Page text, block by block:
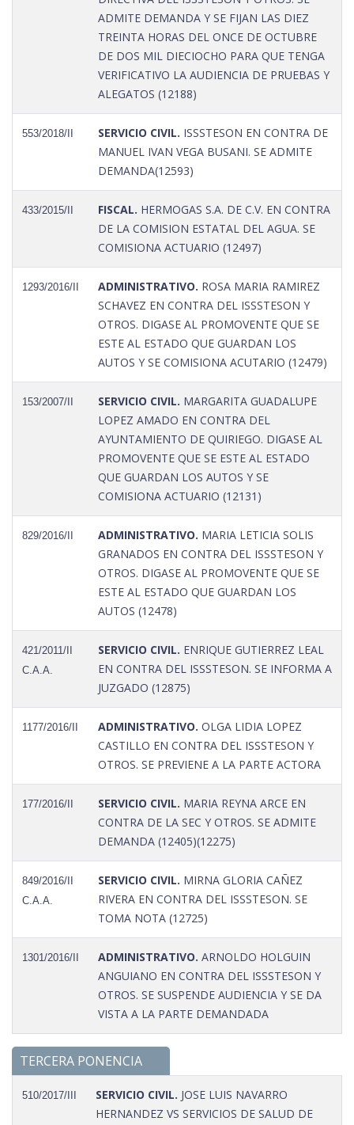
ADMITE DEMANDA Y SE FIJAN LAS DIEZ
TREINTA HORAS DEL ONCE DE OCTUBRE
DE DOS MIL DIECIOCHO PARA QUE TENGA
VERIFICATIVO LA AUDIENCIA DE PRUEBAS Y
ALEGATOS (12188)
553/2018/II SERVICIO CIVIL. ISSSTESON EN CONTRA DE
MANUEL IVAN VEGA BUSANI. SE ADMITE
DEMANDA(12593)
433/2015/II FISCAL. HERMOGAS S.A. DE C.V. EN CONTRA
DE LA COMISION ESTATAL DEL AGUA. SE
COMISIONA ACTUARIO (12497)
1293/2016/II ADMINISTRATIVO. ROSA MARIA RAMIREZ
SCHAVEZ EN CONTRA DEL ISSSTESON Y
OTROS. DIGASE AL PROMOVENTE QUE SE
ESTE AL ESTADO QUE GUARDAN LOS
AUTOS Y SE COMISIONA ACUTARIO (12479)
153/2007/II SERVICIO CIVIL. MARGARITA GUADALUPE
LOPEZ AMADO EN CONTRA DEL
AYUNTAMIENTO DE QUIRIEGO. DIGASE AL
PROMOVENTE QUE SE ESTE AL ESTADO
QUE GUARDAN LOS AUTOS Y SE
COMISIONA ACTUARIO (12131)
829/2016/II ADMINISTRATIVO. MARIA LETICIA SOLIS
GRANADOS EN CONTRA DEL ISSSTESON Y
OTROS. DIGASE AL PROMOVENTE QUE SE
ESTE AL ESTADO QUE GUARDAN LOS
AUTOS (12478)
421/2011/II
C.A.A.
SERVICIO CIVIL. ENRIQUE GUTIERREZ LEAL
EN CONTRA DEL ISSSTESON. SE INFORMA A
JUZGADO (12875)
1177/2016/II ADMINISTRATIVO. OLGA LIDIA LOPEZ
CASTILLO EN CONTRA DEL ISSSTESON Y
OTROS. SE PREVIENE A LA PARTE ACTORA
177/2016/II SERVICIO CIVIL. MARIA REYNA ARCE EN
CONTRA DE LA SEC Y OTROS. SE ADMITE
DEMANDA (12405)(12275)
849/2016/II
C.A.A.
SERVICIO CIVIL. MIRNA GLORIA CAÑEZ
RIVERA EN CONTRA DEL ISSSTESON. SE
TOMA NOTA (12725)
1301/2016/II ADMINISTRATIVO. ARNOLDO HOLGUIN
ANGUIANO EN CONTRA DEL ISSSTESON Y
OTROS. SE SUSPENDE AUDIENCIA Y SE DA
VISTA A LA PARTE DEMANDADA
TERCERA PONENCIA
510/2017/III SERVICIO CIVIL. JOSE LUIS NAVARRO
HERNANDEZ VS SERVICIOS DE SALUD DE